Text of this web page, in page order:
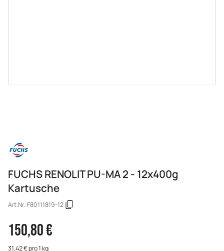
FUCHS RENOLIT PU-MA 2 - 12x400g
Kartusche
Art.Nr.:F80111819-12
150,80 €
31,42 € pro 1 kg